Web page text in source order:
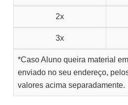
2x
3x
*Caso Aluno queira material
enviado no seu endereço,
valores acima separadamente.